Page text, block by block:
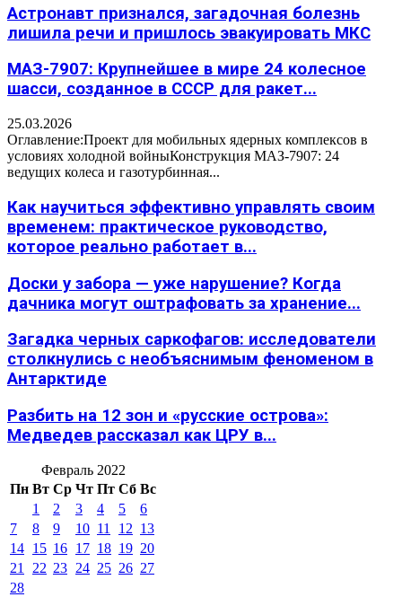
Астронавт признался, загадочная болезнь
лишила речи и пришлось эвакуировать МКС
МАЗ-7907: Крупнейшее в мире 24 колесное
шасси, созданное в СССР для ракет...
25.03.2026
Оглавление:Проект для мобильных ядерных комплексов в
условиях холодной войныКонструкция МАЗ-7907: 24
ведущих колеса и газотурбинная...
Как научиться эффективно управлять своим
временем: практическое руководство,
которое реально работает в...
Доски у забора — уже нарушение? Когда
дачника могут оштрафовать за хранение...
Загадка черных саркофагов: исследователи
столкнулись с необъяснимым феноменом в
Антарктиде
Разбить на 12 зон и «русские острова»:
Медведев рассказал как ЦРУ в...
Февраль 2022
Пн Вт Ср Чт Пт Сб Вс
1
2 3 4 5
6
7
8 9 10 11 12 13
14 15 16 17 18 19 20
21
22 23 24 25 26 27
28